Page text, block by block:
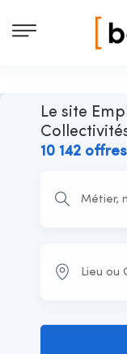
Le site
10 142